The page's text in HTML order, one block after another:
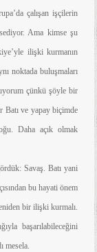
çalışan işçilerin
Ama kimse şu
ilişki kurmanın
noktada buluşmaları
çünkü şöyle bir
Batı ve yapay biçimde
Daha açık olmak
Savaş. Batı yani
bu hayati önem
bir ilişki kurmalı.
başarılabileceğini
mesela.